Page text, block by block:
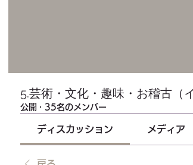
5.芸術・文化・趣味・お稽古（
公開 · 35名のメンバー
ディスカッション メディア